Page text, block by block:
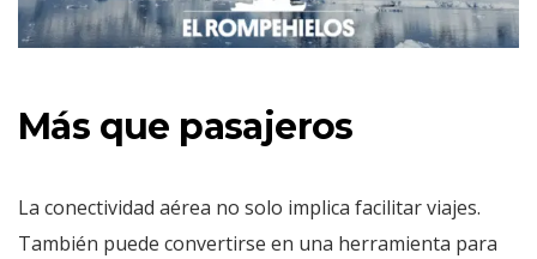
Más que pasajeros
La conectividad aérea no solo implica facilitar viajes.
También puede convertirse en una herramienta para